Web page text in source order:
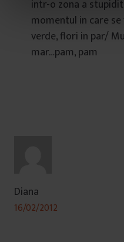
intr-o zona a
momentul in care se
verde, flori in par/
mar…pam, pam
Diana
16/02/2012